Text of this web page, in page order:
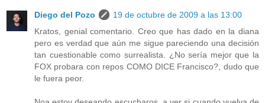
Diego del Pozo
19 de octubre de 2009 a las 13:00
Kratos, genial comentario. Creo que has dado en la diana
pero es verdad que aún me sigue pareciendo una decisión
tan cuestionable como surrealista. ¿No sería mejor que la
FOX probara con repos COMO DICE Francisco?, dudo que
le fuera peor.